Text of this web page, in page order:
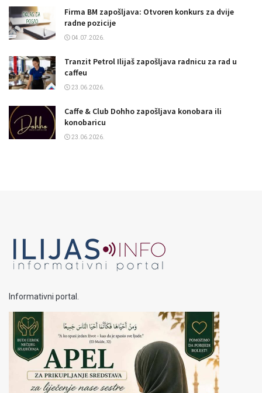
Firma BM zapošljava: Otvoren konkurs za dvije
radne pozicije
04.07.2026.
Tranzit Petrol Ilijaš zapošljava radnicu za rad u
caffeu
23.06.2026.
Caffe & Club Dohho zapošljava konobara ili
konobaricu
23.06.2026.
Informativni portal.